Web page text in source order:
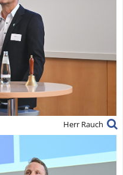
Herr Rauch